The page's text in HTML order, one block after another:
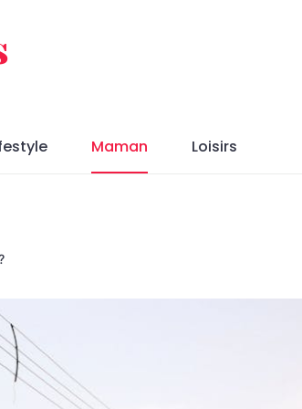
Maman Loisirs